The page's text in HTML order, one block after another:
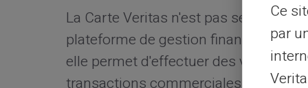
La Carte Veritas n'est pas
plateforme de gestion financière.
elle permet d'effectuer des
transactions commerciales ou
Ce
par